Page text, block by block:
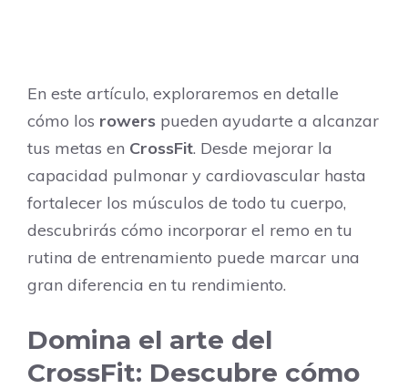
En este artículo, exploraremos en detalle
cómo los rowers pueden ayudarte a alcanzar
tus metas en CrossFit. Desde mejorar la
capacidad pulmonar y cardiovascular hasta
fortalecer los músculos de todo tu cuerpo,
descubrirás cómo incorporar el remo en tu
rutina de entrenamiento puede marcar una
gran diferencia en tu rendimiento.
Domina el arte del
CrossFit: Descubre cómo